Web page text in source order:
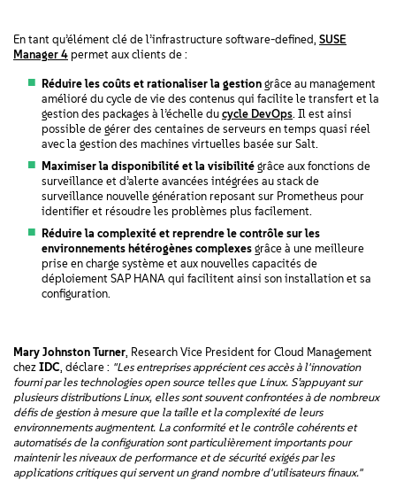
En tant qu’élément clé de l’infrastructure software-defined, SUSE
Manager 4 permet aux clients de :
Réduire les coûts et rationaliser la gestion grâce au management
amélioré du cycle de vie des contenus qui facilite le transfert et la
gestion des packages à l’échelle du cycle DevOps. Il est ainsi
possible de gérer des centaines de serveurs en temps quasi réel
avec la gestion des machines virtuelles basée sur Salt.
Maximiser la disponibilité et la visibilité grâce aux fonctions de
surveillance et d’alerte avancées intégrées au stack de
surveillance nouvelle génération reposant sur Prometheus pour
identifier et résoudre les problèmes plus facilement.
Réduire la complexité et reprendre le contrôle sur les
environnements hétérogènes complexes grâce à une meilleure
prise en charge système et aux nouvelles capacités de
déploiement SAP HANA qui facilitent ainsi son installation et sa
configuration.
Mary Johnston Turner, Research Vice President for Cloud Management
chez IDC, déclare : "Les entreprises apprécient ces accès à l'innovation
fourni par les technologies open source telles que Linux. S’appuyant sur
plusieurs distributions Linux, elles sont souvent confrontées à de nombreux
défis de gestion à mesure que la taille et la complexité de leurs
environnements augmentent. La conformité et le contrôle cohérents et
automatisés de la configuration sont particulièrement importants pour
maintenir les niveaux de performance et de sécurité exigés par les
applications critiques qui servent un grand nombre d'utilisateurs finaux."